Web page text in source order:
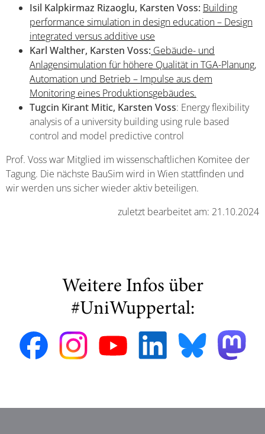
Isil Kalpkirmaz Rizaoglu, Karsten Voss: Building
performance simulation in design education – Design
integrated versus additive use
Karl Walther, Karsten Voss: Gebäude- und
Anlagensimulation für höhere Qualität in TGA-Planung,
Automation und Betrieb – Impulse aus dem
Monitoring eines Produktionsgebäudes.
Tugcin Kirant Mitic, Karsten Voss: Energy flexibility
analysis of a university building using rule based
control and model predictive control
Prof. Voss war Mitglied im wissenschaftlichen Komitee der
Tagung. Die nächste BauSim wird in Wien stattfinden und
wir werden uns sicher wieder aktiv beteiligen.
zuletzt bearbeitet am: 21.10.2024
Weitere Infos über
#UniWuppertal: